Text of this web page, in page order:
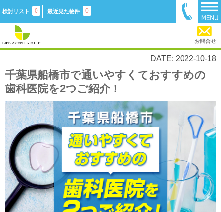
検討リスト 0 最近見た物件 0
お問合せ
DATE: 2022-10-18
千葉県船橋市で通いやすくておすすめの
歯科医院を2つご紹介！